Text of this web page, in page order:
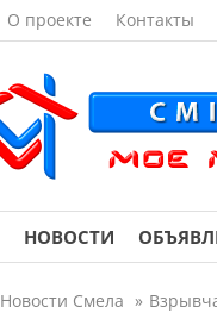
О проекте Контакты
НОВОСТИ
Новости Смела »